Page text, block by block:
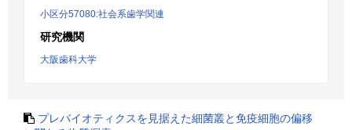
小区分57080:社会系歯学関連
研究機関
大阪歯科大学
プレバイオティクスを見据えた細菌叢と免疫細胞の偏移